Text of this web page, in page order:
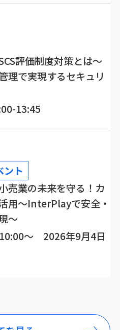
評価制度対策とは～
理で実現するセキュリ
13:45
ント
売業の未来を守る！カ
用～InterPlayで安全・
～
～ 2026年9月4日